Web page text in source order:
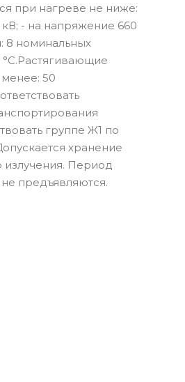
при нагреве не ниже:
- на напряжение 660
8 номинальных
50
группе Ж1 по
хранение
излучения. Период
предъявляются.